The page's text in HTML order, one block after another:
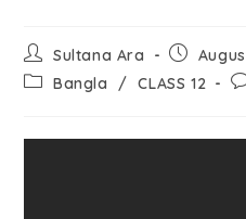
Sultana Ara
Bangla
/ CLASS 12